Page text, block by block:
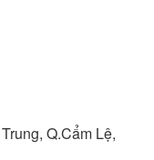
Q.Cẩm Lệ,